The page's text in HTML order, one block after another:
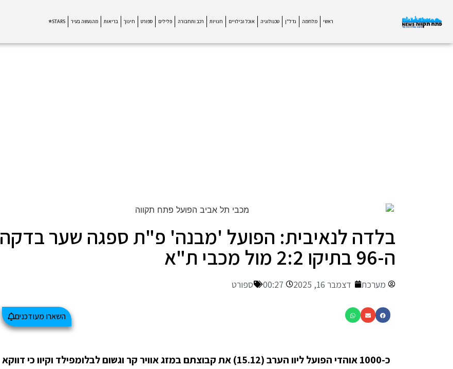
ראשי מלחמה נדל"ן טכנולוגיה אוכל ובילויים חנויות רכב ותחבורה פלילים ספורט חינוך בריאות מהנעשה בעיר STARS⭐
בלדה לנאיבית: הפועל 'מבנה' פ"ת ספגה שער בדקה
ה-96 בתיקו 2:2 מול מכבי ת"א
מערכת דצמבר 16, 2025 00:27 ספורט
השארו מעודכנים
כ-1000 אוהדי הפועל ליוו הערב (15.12) את קבוצתם במזג אוויר קר וגשום לבלומפילד וקיוו כי דווקא